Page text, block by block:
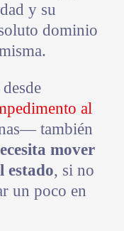
y su
dominio
al
también
mover
estado, si no
un poco en